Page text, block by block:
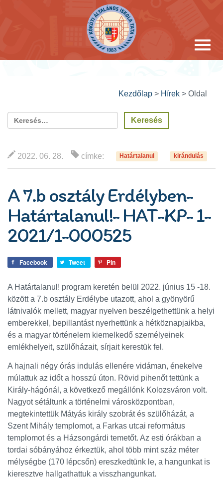
Kezdőlap > Hírek > Oldal
2022. 06. 28. címke: Határtalanul kirándulás
A 7.b osztály Erdélyben-
Határtalanul!- HAT-KP- 1-
2021/1-000525
Facebook Tweet Pin
A Határtalanul! program keretén belül 2022. június 15 -18.
között a 7.b osztály Erdélybe utazott, ahol a gyönyörű
látnivalók mellett, magyar nyelven beszélgethettünk a helyi
emberekkel , bepillantást nyerhettünk a hétköznapjaikba,
és a magyar történelem kiemelkedő személyeinek
emlékhelyeit, szülőházait, sírjait kerestük fel.
A hajnali négy órás indulás ellenére vidáman, énekelve
múlattuk az időt a hosszú úton. Rövid pihenőt tettünk a
Király-hágónál, a következő megállónk Kolozsváron volt.
Nagyot sétáltunk a történelmi városközpontban,
megtekintettük Mátyás király szobrát és szülőházát, a
Szent Mihály templomot, a Farkas utcai református
templomot és a Házsongárdi temetőt. Az esti órákban a
tordai sóbányához érkeztük, ahol több mint száz méter
mélységbe (170 lépcsőn) ereszkedtünk le, a hangunkat is
kieresztve hallgathattuk a visszhangunkat.